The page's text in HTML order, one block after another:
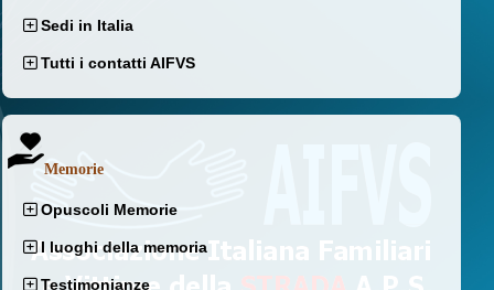
Sedi in Italia
Tutti i contatti AIFVS
Memorie
Opuscoli Memorie
I luoghi della memoria
Testimonianze